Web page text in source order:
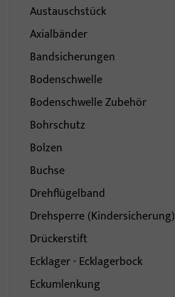
Austauschstück
Axialbänder
Bandsicherungen
Bodenschwelle
Bodenschwelle Zubehör
Bohrschutz
Bolzen
Buchse
Drehflügelband
Drehsperre (Kindersicherung)
Drückerstift
Ecklager - Ecklagerbock
Eckumlenkung